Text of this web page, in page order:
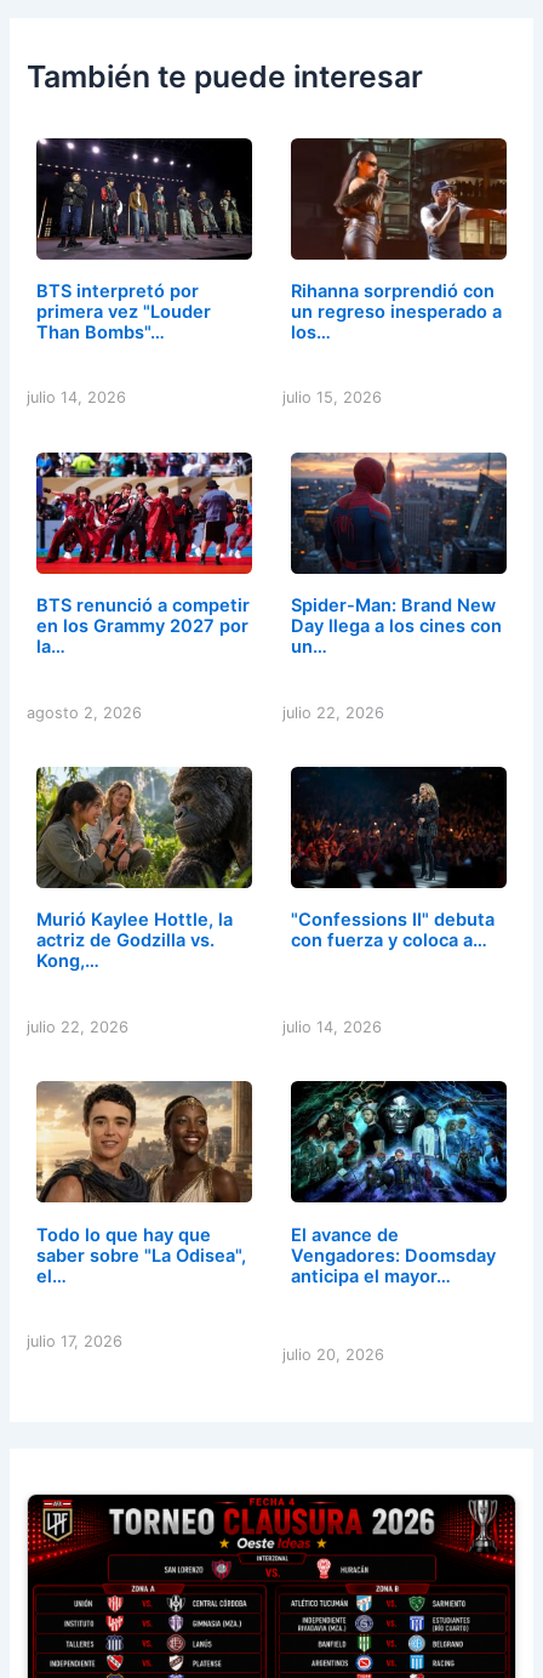
También te puede interesar
BTS interpretó por
primera vez "Louder
Than Bombs"…
julio 14, 2026
Rihanna sorprendió con
un regreso inesperado a
los…
julio 15, 2026
BTS renunció a competir
en los Grammy 2027 por
la…
agosto 2, 2026
Spider-Man: Brand New
Day llega a los cines con
un…
julio 22, 2026
Murió Kaylee Hottle, la
actriz de Godzilla vs.
Kong,…
julio 22, 2026
"Confessions II" debuta
con fuerza y coloca a…
julio 14, 2026
Todo lo que hay que
saber sobre "La Odisea",
el…
julio 17, 2026
El avance de
Vengadores: Doomsday
anticipa el mayor…
julio 20, 2026